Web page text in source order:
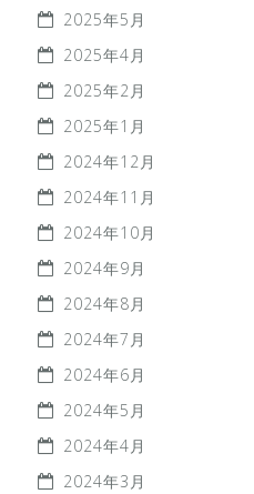
2025年5月
2025年4月
2025年2月
2025年1月
2024年12月
2024年11月
2024年10月
2024年9月
2024年8月
2024年7月
2024年6月
2024年5月
2024年4月
2024年3月